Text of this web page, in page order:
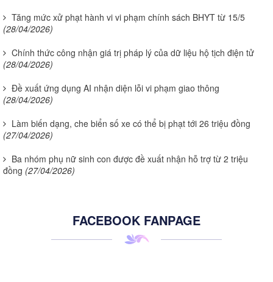
Tăng mức xử phạt hành vi vi phạm chính sách BHYT từ 15/5
(28/04/2026)
Chính thức công nhận giá trị pháp lý của dữ liệu hộ tịch điện tử
(28/04/2026)
Đề xuất ứng dụng AI nhận diện lỗi vi phạm giao thông
(28/04/2026)
Làm biến dạng, che biển số xe có thể bị phạt tới 26 triệu đồng
(27/04/2026)
Ba nhóm phụ nữ sinh con được đề xuất nhận hỗ trợ từ 2 triệu
đồng (27/04/2026)
FACEBOOK FANPAGE